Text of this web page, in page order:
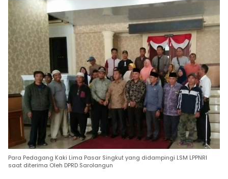
Para Pedagang Kaki Lima Pasar Singkut yang didampingi LSM LPPNRI
saat diterima Oleh DPRD Sarolangun